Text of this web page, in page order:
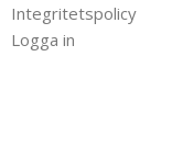
Integritetspolicy
Logga in